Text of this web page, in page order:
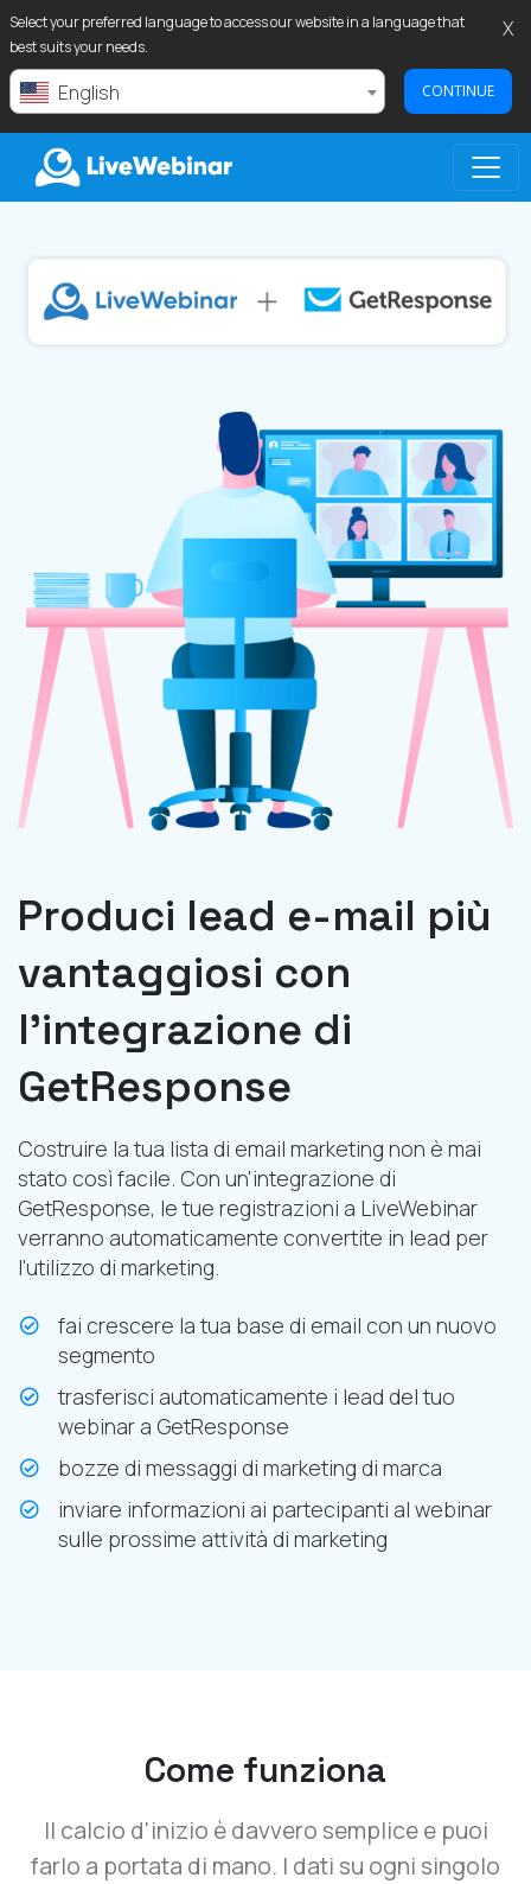
Select your preferred language to access our website in a language that
best suits your needs.
English CONTINUE
X
LIVEWEBINAR.COM
Produci lead e-mail più
vantaggiosi con
l'integrazione di
GetResponse
Costruire la tua lista di email marketing non è mai
stato così facile. Con un'integrazione di
GetResponse, le tue registrazioni a LiveWebinar
verranno automaticamente convertite in lead per
l'utilizzo di marketing.
fai crescere la tua base di email con un nuovo
segmento
trasferisci automaticamente i lead del tuo
webinar a GetResponse
bozze di messaggi di marketing di marca
inviare informazioni ai partecipanti al webinar
sulle prossime attività di marketing
Come funziona
Il calcio d'inizio è davvero semplice e puoi
farlo a portata di mano. I dati su ogni singolo